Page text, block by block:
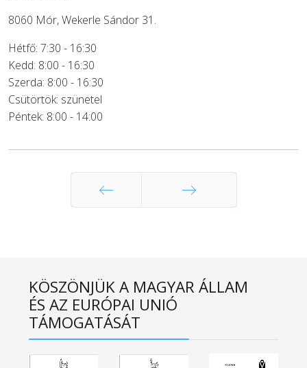
8060 Mór, Wekerle Sándor 31.
Hétfő: 7:30 - 16:30
Kedd: 8:00 - 16:30
Szerda: 8:00 - 16:30
Csütörtök: szünetel
Péntek: 8:00 - 14:00
KÖSZÖNJÜK A MAGYAR ÁLLAM
ÉS AZ EURÓPAI UNIÓ
TÁMOGATÁSÁT